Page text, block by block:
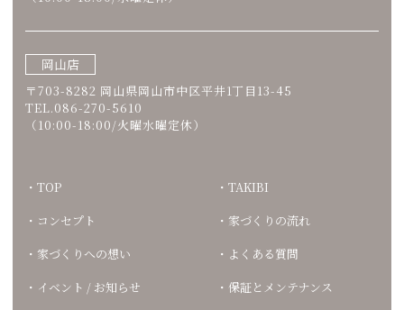
岡山店
〒703-8282 岡山県岡山市中区平井1丁目13-45
TEL.086-270-5610
（10:00-18:00/火曜水曜定休）
TOP
コンセプト
家づくりへの想い
イベント / お知らせ
TAKIBI
家づくりの流れ
よくある質問
保証とメンテナンス